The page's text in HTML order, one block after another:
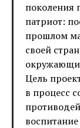
поколения
патриот:
прошлом
своей
Цель
в процесс